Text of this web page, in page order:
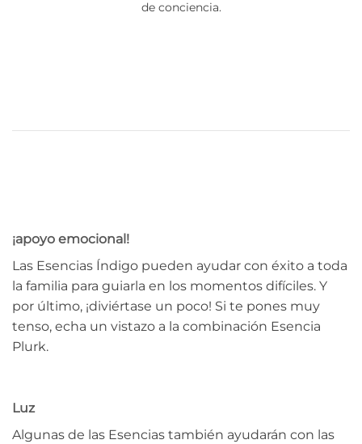
de conciencia.
¡apoyo emocional!
Las Esencias Índigo pueden ayudar con éxito a toda
la familia para guiarla en los momentos difíciles. Y
por último, ¡diviértase un poco! Si te pones muy
tenso, echa un vistazo a la combinación Esencia
Plurk.
Luz
Algunas de las Esencias también ayudarán con las